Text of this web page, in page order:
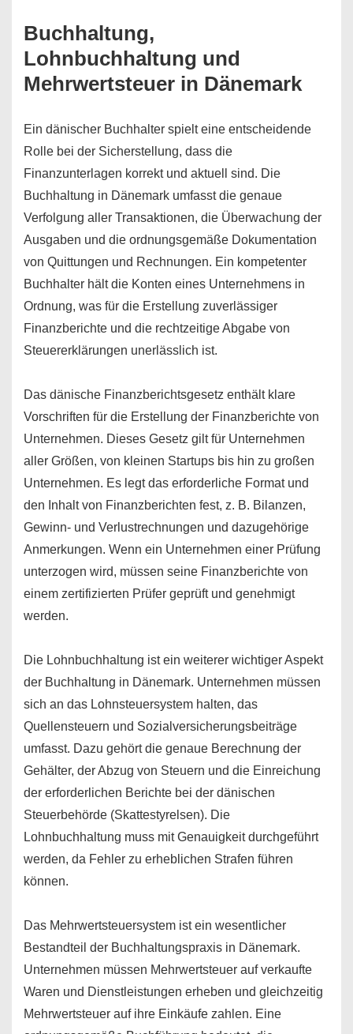
Buchhaltung,
Lohnbuchhaltung und
Mehrwertsteuer in Dänemark
Ein dänischer Buchhalter spielt eine entscheidende
Rolle bei der Sicherstellung, dass die
Finanzunterlagen korrekt und aktuell sind. Die
Buchhaltung in Dänemark umfasst die genaue
Verfolgung aller Transaktionen, die Überwachung der
Ausgaben und die ordnungsgemäße Dokumentation
von Quittungen und Rechnungen. Ein kompetenter
Buchhalter hält die Konten eines Unternehmens in
Ordnung, was für die Erstellung zuverlässiger
Finanzberichte und die rechtzeitige Abgabe von
Steuererklärungen unerlässlich ist.
Das dänische Finanzberichtsgesetz enthält klare
Vorschriften für die Erstellung der Finanzberichte von
Unternehmen. Dieses Gesetz gilt für Unternehmen
aller Größen, von kleinen Startups bis hin zu großen
Unternehmen. Es legt das erforderliche Format und
den Inhalt von Finanzberichten fest, z. B. Bilanzen,
Gewinn- und Verlustrechnungen und dazugehörige
Anmerkungen. Wenn ein Unternehmen einer Prüfung
unterzogen wird, müssen seine Finanzberichte von
einem zertifizierten Prüfer geprüft und genehmigt
werden.
Die Lohnbuchhaltung ist ein weiterer wichtiger Aspekt
der Buchhaltung in Dänemark. Unternehmen müssen
sich an das Lohnsteuersystem halten, das
Quellensteuern und Sozialversicherungsbeiträge
umfasst. Dazu gehört die genaue Berechnung der
Gehälter, der Abzug von Steuern und die Einreichung
der erforderlichen Berichte bei der dänischen
Steuerbehörde (Skattestyrelsen). Die
Lohnbuchhaltung muss mit Genauigkeit durchgeführt
werden, da Fehler zu erheblichen Strafen führen
können.
Das Mehrwertsteuersystem ist ein wesentlicher
Bestandteil der Buchhaltungspraxis in Dänemark.
Unternehmen müssen Mehrwertsteuer auf verkaufte
Waren und Dienstleistungen erheben und gleichzeitig
Mehrwertsteuer auf ihre Einkäufe zahlen. Eine